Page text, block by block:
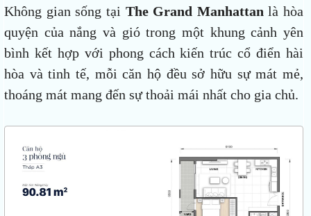
Không gian sống tại The Grand Manhattan là hòa
quyện của nắng và gió trong một khung cảnh yên
bình kết hợp với phong cách kiến trúc cổ điển hài
hòa và tinh tế, mỗi căn hộ đều sở hữu sự mát mẻ,
thoáng mát mang đến sự thoải mái nhất cho gia chủ.